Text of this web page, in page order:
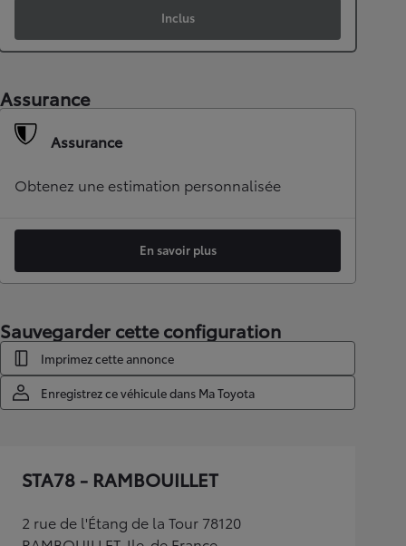
Inclus
Assurance
Assurance
Obtenez une estimation personnalisée
En savoir plus
Sauvegarder cette configuration
Imprimez cette annonce
Enregistrez ce véhicule dans Ma Toyota
STA78 - RAMBOUILLET
2 rue de l'Étang de la Tour 78120